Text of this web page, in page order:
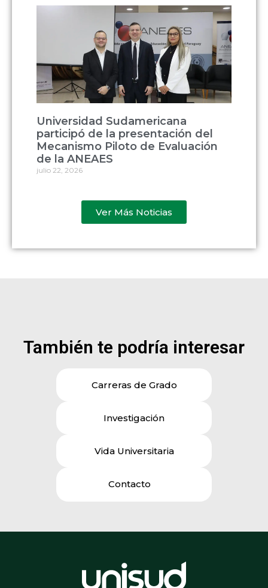
Universidad Sudamericana
participó de la presentación del
Mecanismo Piloto de Evaluación
de la ANEAES
julio 22, 2026
Ver Más Noticias
También te podría interesar
Carreras de Grado
Investigación
Vida Universitaria
Contacto